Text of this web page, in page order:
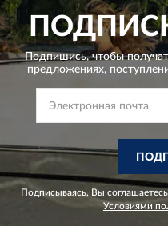
Подпишись, чтобы
предложениях,
Подписываясь, Вы
Условиями